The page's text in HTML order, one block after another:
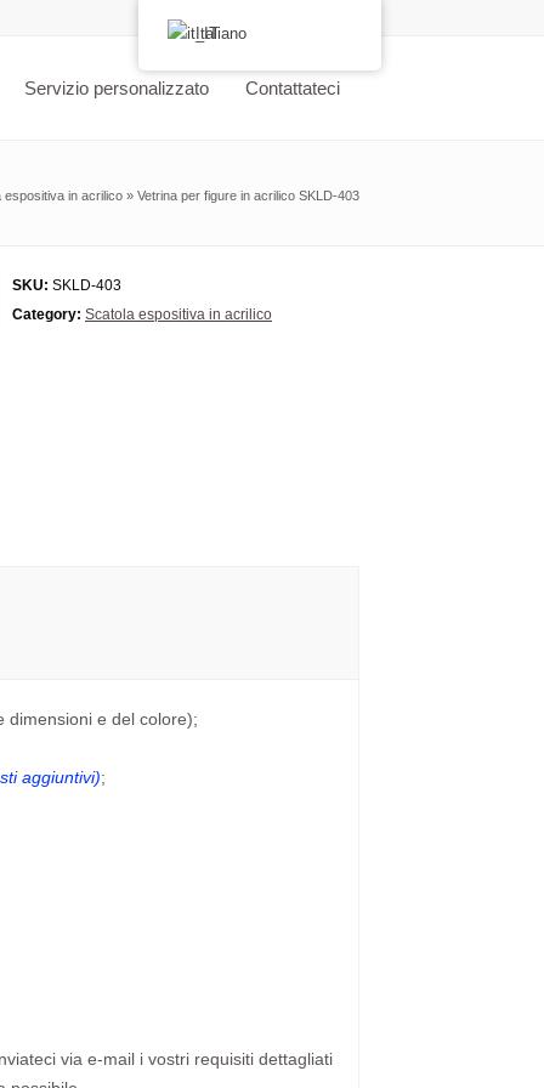
Servizio personalizzato Contattateci
espositiva in acrilico » Vetrina per figure in acrilico SKLD-403
SKU: SKLD-403
Category: Scatola espositiva in acrilico
dimensioni e del colore);
aggiuntivi);
via e-mail i vostri requisiti dettagliati
Italiano